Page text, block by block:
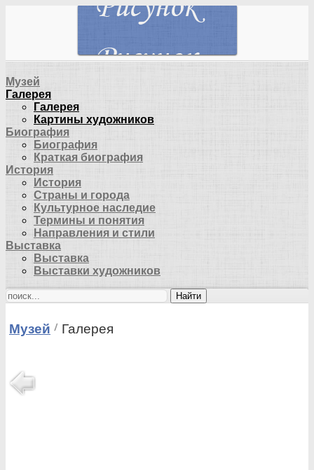
Музей
Галерея
Галерея
Картины художников
Биография
Биография
Краткая биография
История
История
Страны и города
Культурное наследие
Термины и понятия
Направления и стили
Выставка
Выставка
Выставки художников
Найти
Музей Галерея